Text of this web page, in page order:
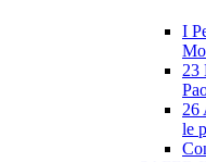
I
23
26
le